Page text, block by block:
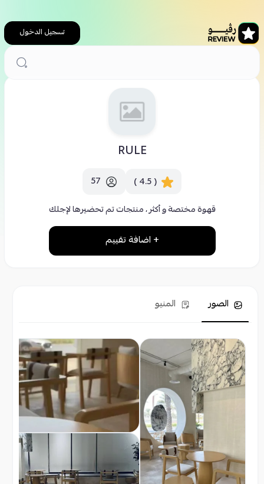
تسجيل الدخول
RULE
( 4.5 )
57
قهوة مختصة و أكثر ، منتجات تم تحضيرها لإجلك
+ اضافة تقييم
الصور المنيو